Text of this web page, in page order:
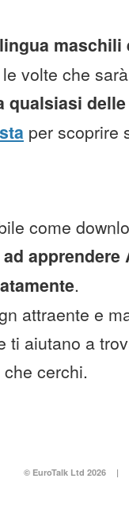
maschili
volte che
qualsiasi
per scoprire
come
apprendere
.
attraente e
ti aiutano a
cerchi.
© EuroTalk Ltd 2026 |